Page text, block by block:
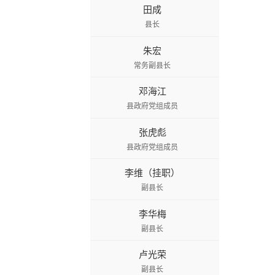
田成
县长
朱宏
常务副县长
邓海江
县政府党组成员
张虎彪
县政府党组成员
李维（挂职）
副县长
李华梅
副县长
卢光荣
副县长